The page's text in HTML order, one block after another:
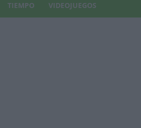
TIEMPO VIDEOJUEGOS